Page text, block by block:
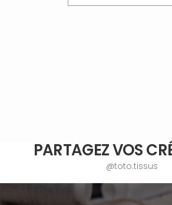
PARTAGEZ VOS
@toto.tissus